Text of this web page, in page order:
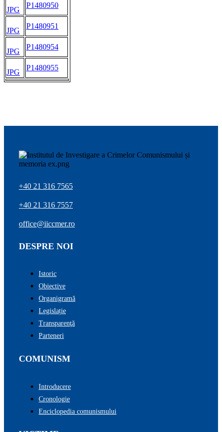
JPG
P1480950
JPG
P1480951
JPG
P1480954
JPG
P1480955
+40 21 316 7565
+40 21 316 7557
office@iiccmer.ro
DESPRE NOI
Istoric
Obiective
Organigramă
Legislație
Transparenţă
Parteneri
COMUNISM
Introducere
Cronologie
Enciclopedia comunismului